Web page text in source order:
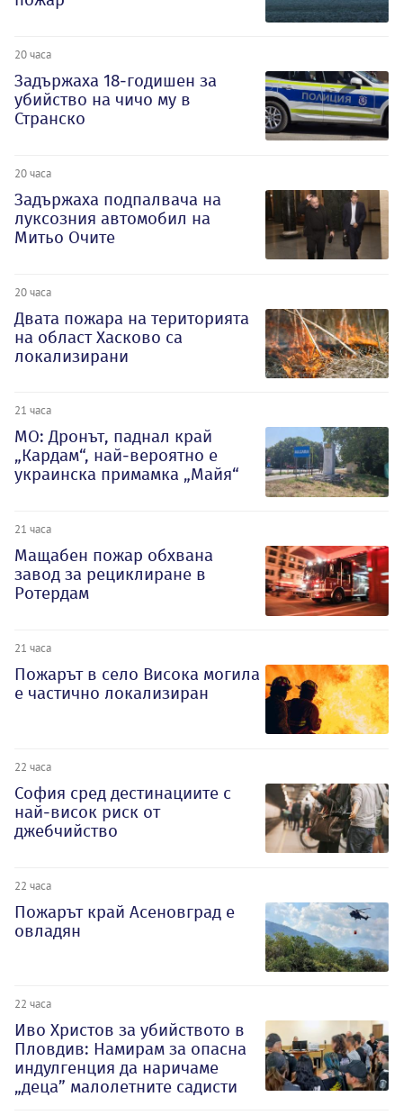
20 часа
Задържаха 18-годишен за
убийство на чичо му в
Странско
20 часа
Задържаха подпалвача на
луксозния автомобил на
Митьо Очите
20 часа
Двата пожара на територията
на област Хасково са
локализирани
21 часа
МО: Дронът, паднал край
„Кардам“, най-вероятно е
украинска примамка „Майя“
21 часа
Мащабен пожар обхвана
завод за рециклиране в
Ротердам
21 часа
Пожарът в село Висока могила
е частично локализиран
22 часа
София сред дестинациите с
най-висок риск от
джебчийство
22 часа
Пожарът край Асеновград е
овладян
22 часа
Иво Христов за убийството в
Пловдив: Намирам за опасна
индулгенция да наричаме
„деца” малолетните садисти